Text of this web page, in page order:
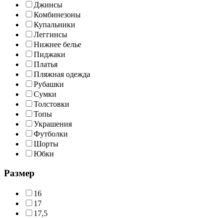
Джинсы
Комбинезоны
Купальники
Леггинсы
Нижнее белье
Пиджаки
Платья
Пляжная одежда
Рубашки
Сумки
Толстовки
Топы
Украшения
Футболки
Шорты
Юбки
Размер
16
17
17,5